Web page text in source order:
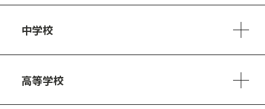
中学校
高等学校